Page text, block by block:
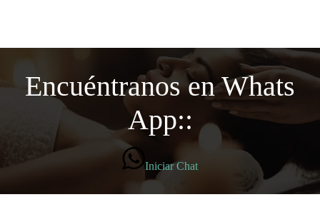
Encuéntranos en Whats
App::
Iniciar Chat